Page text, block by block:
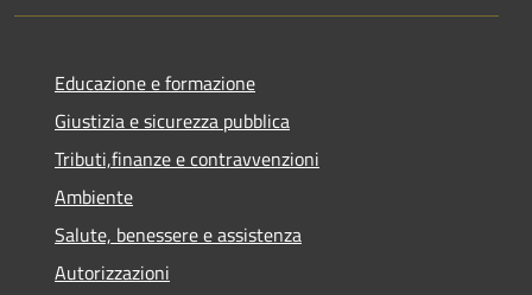
Educazione e formazione
Giustizia e sicurezza pubblica
Tributi,finanze e contravvenzioni
Ambiente
Salute, benessere e assistenza
Autorizzazioni